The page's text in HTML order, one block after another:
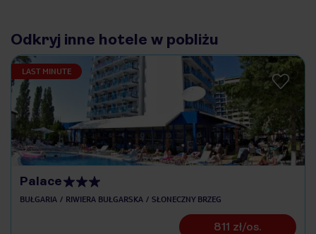
Odkryj inne hotele w pobliżu
LAST MINUTE
Palace
BUŁGARIA RIWIERA BUŁGARSKA SŁONECZNY BRZEG
811 zł/os.